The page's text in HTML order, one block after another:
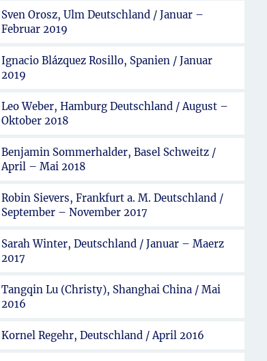
Sven Orosz, Ulm Deutschland / Januar –
Februar 2019
Ignacio Blázquez Rosillo, Spanien / Januar
2019
Leo Weber, Hamburg Deutschland / August –
Oktober 2018
Benjamin Sommerhalder, Basel Schweitz /
April – Mai 2018
Robin Sievers, Frankfurt a. M. Deutschland /
September – November 2017
Sarah Winter, Deutschland / Januar – Maerz
2017
Tangqin Lu (Christy), Shanghai China / Mai
2016
Kornel Regehr, Deutschland / April 2016